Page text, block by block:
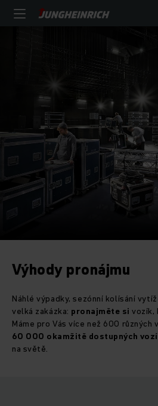
Výhody pronájmu
Náhlé výpadky, sezónní kolísání
velká zakázka: pronajměte si vozík,
Máme pro Vás více než 600 různých
60 000 okamžitě dostupných
na světě.